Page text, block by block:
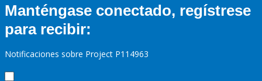
Manténgase conectado, regístrese
para recibir:
Notificaciones sobre Project P114963